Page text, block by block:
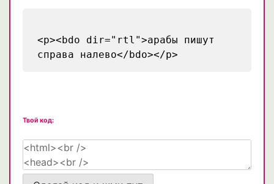
<p><bdo dir="rtl">арабы пишут
справа налево</bdo></p>
Твой код: